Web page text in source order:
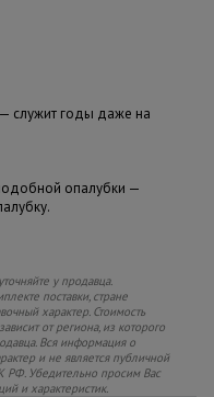
служит годы даже на
опалубки —
у продавца.
поставки, стране
характер. Стоимость
от региона, из которого
Вся информация о
и не является публичной
РФ. Убедительно просим Вас
и характеристик.